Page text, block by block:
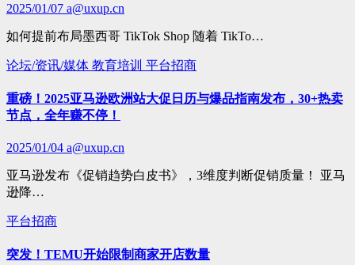
2025/01/07 a@uxup.cn
如何提前布局墨西哥 TikTok Shop 随着 TikTo…
论坛/资讯/媒体 教育培训 平台招商
重磅！2025亚马逊欧洲站大促日历与爆品指南发布，30+热卖
节点，全年赚不停！
2025/01/04 a@uxup.cn
亚马逊发布《促销趋势白皮书》，3维度判断促销质量！ 亚马
逊降…
平台招商
突发！TEMU开始限制商家开店数量